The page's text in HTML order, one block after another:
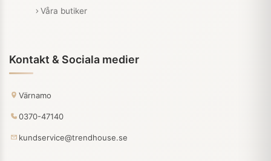
Våra butiker
Kontakt & Sociala medier
Värnamo
0370-47140
kundservice@trendhouse.se